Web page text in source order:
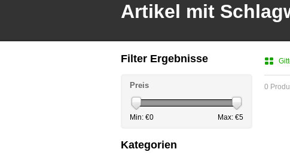
Artikel mit
0
Filter Ergebnisse
Preis
Min: €0 Max: €5
Kategorien